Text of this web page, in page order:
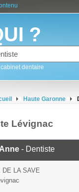
?
dentaire
Haute Garonne
Lévignac
- Dentiste
DE LA SAVE